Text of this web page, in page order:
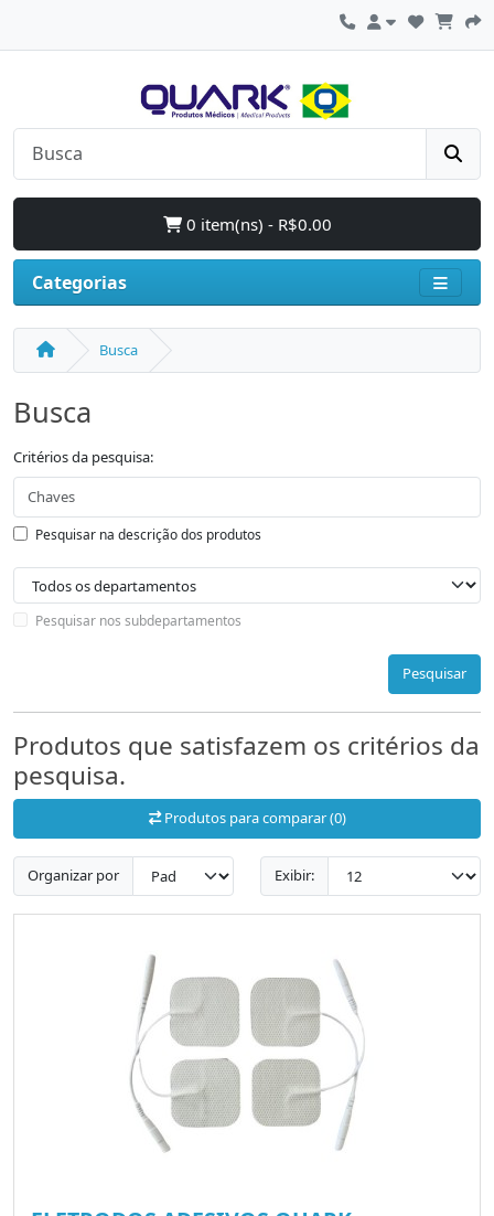
0 item(ns) - R$0.00
Categorias
Busca
Busca
Critérios da pesquisa:
Pesquisar na descrição dos produtos
Pesquisar nos subdepartamentos
Pesquisar
Produtos que satisfazem os critérios da
pesquisa.
Produtos para comparar (0)
Organizar por Exibir: